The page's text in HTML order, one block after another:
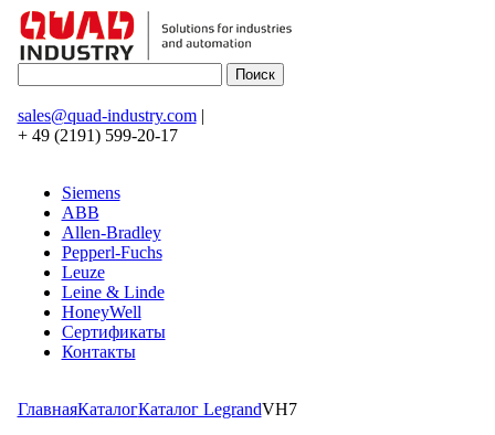
sales@quad-industry.com|
+ 49 (2191) 599-20-17
Siemens
ABB
Allen-Bradley
Pepperl-Fuchs
Leuze
Leine & Linde
HoneyWell
Сертификаты
Контакты
ГлавнаяКаталогКаталог LegrandVH7